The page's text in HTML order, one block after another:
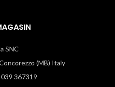
SNC
(MB) Italy
367319